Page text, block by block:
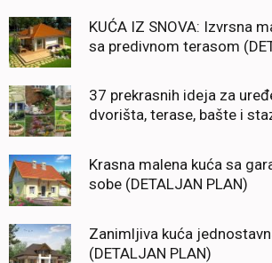
KUĆA IZ SNOVA: Izvrsna
sa predivnom terasom
37 prekrasnih ideja za
dvorišta, terase, bašte i
Krasna malena kuća sa
sobe (DETALJAN PLAN)
Zanimljiva kuća
(DETALJAN PLAN)